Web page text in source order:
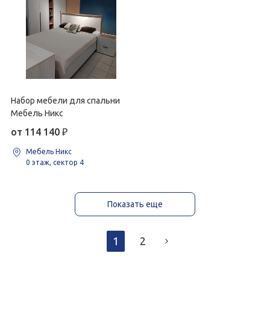
Набор мебели для спальни
Мебель Никс
от 114 140 ₽
Мебель Никс
0 этаж, сектор 4
Показать еще
1 2